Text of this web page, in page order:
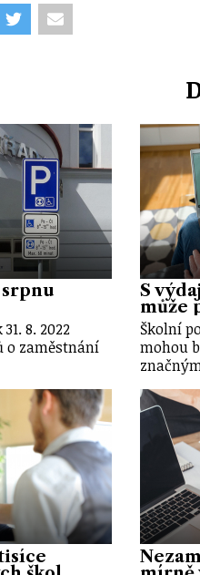
srpnu
8. 2022
o zaměstnání
S
může
Školní
mohou